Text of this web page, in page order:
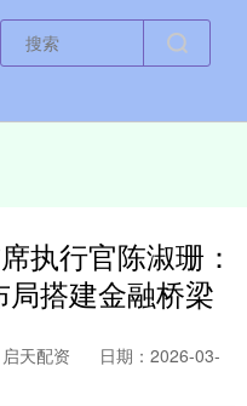
执行官陈淑珊：
搭建金融桥梁
天配资
日期：2026-03-